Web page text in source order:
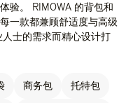
验。 RIMOWA 的背包和
一款都兼顾舒适度与高级
士的需求而精心设计打
商务包 托特包